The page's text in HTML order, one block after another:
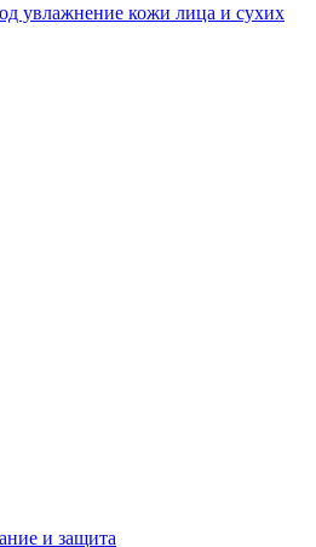
увлажнение кожи лица и сухих
и защита